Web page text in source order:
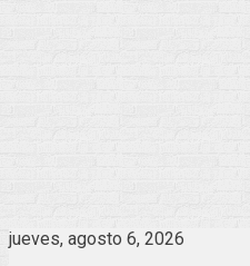
jueves, agosto 6, 2026